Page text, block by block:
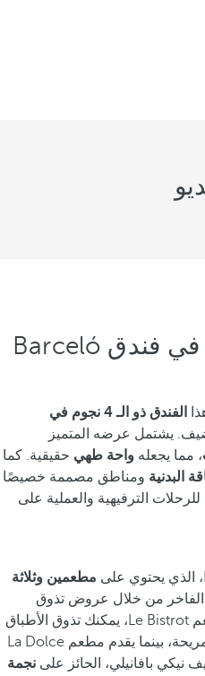
المرافق والخدمات في فندق Barceló
الفندق ذو الـ 4 نجوم في
ضيف. يشتمل عرضه المتميز
، مما يجعله واحة طهي حقيقية. كما
البدنية ومناطق مصممة خصيصًا
الترفيهية والعملية على
مطعمين وثلاثة
الفاخر من خلال عروض تذوق
الطعام المتنوعة والرائعة. في مطعم Le Bistrot، يمكنك تذوق الأطباق
المغربية المميزة في أجواء أنيقة ومريحة، بينما يقدم مطعم La Dolce
نجمة